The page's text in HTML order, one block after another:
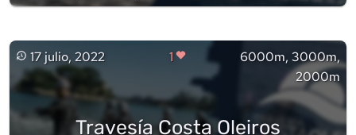
17 julio, 2022 1
6000m, 3000m,
2000m
Travesía Costa Oleiros